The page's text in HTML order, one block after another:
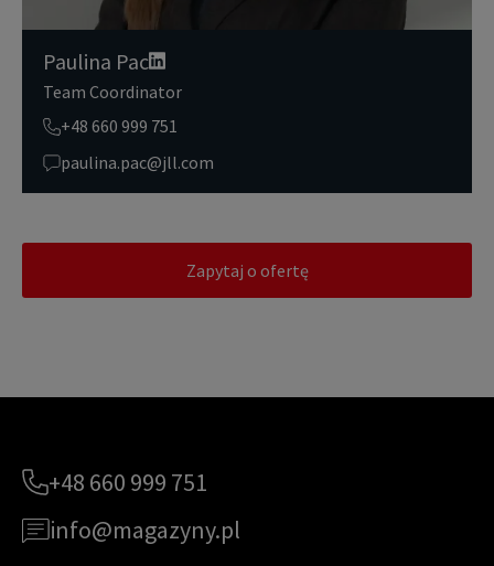
Paulina Pac
Team Coordinator
+48 660 999 751
paulina.pac@jll.com
Zapytaj o ofertę
+48 660 999 751
info@magazyny.pl